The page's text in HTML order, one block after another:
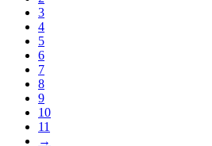
3
4
5
6
7
8
9
10
11
→